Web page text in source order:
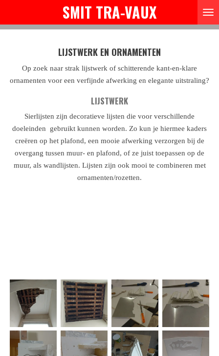
to
SMIT TRA-VAUX
LIJSTWERK EN ORNAMENTEN
Op zoek naar strak lijstwerk of schitterende kant-en-klare
ornamenten voor een verfijnde afwerking en elegante uitstraling?
LIJSTWERK
Sierlijsten zijn decoratieve lijsten die voor verschillende
doeleinden gebruikt kunnen worden. Zo kun je hiermee kaders
creëren op het plafond, een mooie afwerking verzorgen bij de
overgang tussen muur- en plafond, of ze juist toepassen op de
muur, als wandlijsten. Lijsten zijn ook mooi te combineren met
ornamenten/rozetten.